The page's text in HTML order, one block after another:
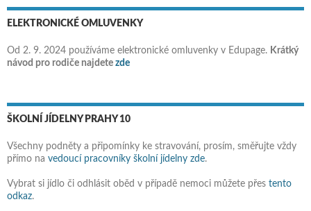
ELEKTRONICKÉ OMLUVENKY
Od 2. 9. 2024 používáme elektronické omluvenky v Edupage. Krátký
návod pro rodiče najdete zde
ŠKOLNÍ JÍDELNY PRAHY 10
Všechny podněty a připomínky ke stravování, prosím, směřujte vždy
přímo na vedoucí pracovníky školní jídelny zde.
Vybrat si jídlo či odhlásit oběd v případě nemoci můžete přes tento
odkaz.